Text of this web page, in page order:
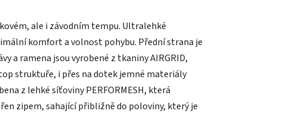
ale i závodním tempu. Ultralehké
komfort a volnost pohybu. Přední strana je
a ramena jsou vyrobené z tkaniny AIRGRID,
struktuře, i přes na dotek jemné materiály
z lehké síťoviny PERFORMESH, která
zipem, sahající přibližně do poloviny, který je